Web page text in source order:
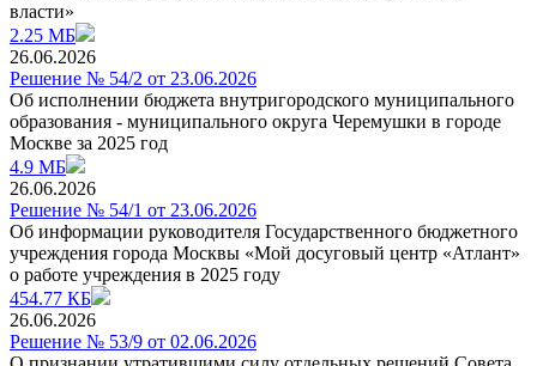
власти»
2.25 МБ
26.06.2026
Решение № 54/2 от 23.06.2026
Об исполнении бюджета внутригородского муниципального
образования - муниципального округа Черемушки в городе
Москве за 2025 год
4.9 МБ
26.06.2026
Решение № 54/1 от 23.06.2026
Об информации руководителя Государственного бюджетного
учреждения города Москвы «Мой досуговый центр «Атлант»
о работе учреждения в 2025 году
454.77 КБ
26.06.2026
Решение № 53/9 от 02.06.2026